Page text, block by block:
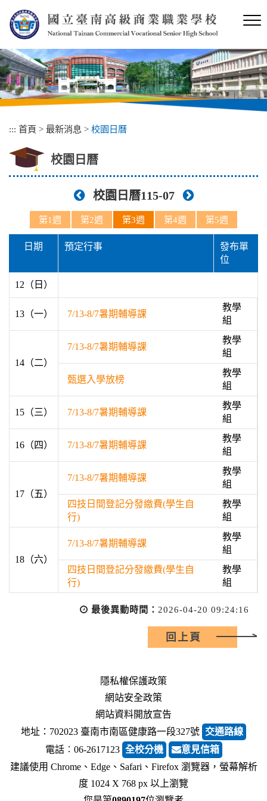
內
容
區
塊
::: 首頁 > 最新消息 > 校園日曆
校園日曆
校園日曆115-07
第1週 第2週 第3週 第4週 第5週
日期 預定行事
發布單
位
12（日）
13（一） 7/13-8/7暑期輔導課
教學
組
14（二）
7/13-8/7暑期輔導課
教學
組
甄選入學放榜
教學
組
15（三） 7/13-8/7暑期輔導課
教學
組
16（四） 7/13-8/7暑期輔導課
教學
組
17（五）
7/13-8/7暑期輔導課
教學
組
四技日間登記分發繳費(學生自
行)
教學
組
18（六）
7/13-8/7暑期輔導課
教學
組
四技日間登記分發繳費(學生自
行)
教學
組
最後異動時間： 2026-04-20 09:24:16
回上頁
隱私權保護政策
網站安全政策
網站資料開放宣告
地址：702023 臺南市南區健康路一段327號 交通路線
電話︰06-2617123 全校分機
意見信箱
建議使用 Chrome、Edge、Safari、Firefox 瀏覽器，螢幕解析
度 1024 X 768 px 以上瀏覽